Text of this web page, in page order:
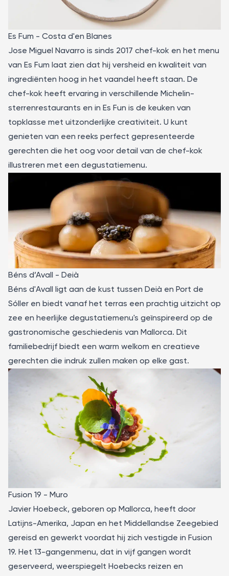
Es Fum - Costa d'en Blanes
Jose Miguel Navarro is sinds 2017 chef-kok en het menu
van Es Fum laat zien dat hij versheid en kwaliteit van
ingrediënten hoog in het vaandel heeft staan. De
chef-kok heeft ervaring in verschillende Michelin-
sterrenrestaurants en in Es Fun is de keuken van
topklasse met uitzonderlijke creativiteit. U kunt
genieten van een reeks perfect gepresenteerde
gerechten die het oog voor detail van de chef-kok
illustreren met een degustatiemenu.
Béns d’Avall - Deià
Béns d'Avall ligt aan de kust tussen Deià en Port de
Sóller en biedt vanaf het terras een prachtig uitzicht op
zee en heerlijke degustatiemenu's geïnspireerd op de
gastronomische geschiedenis van Mallorca. Dit
familiebedrijf biedt een warm welkom en creatieve
gerechten die indruk zullen maken op elke gast.
Fusion 19 - Muro
Javier Hoebeck, geboren op Mallorca, heeft door
Latijns-Amerika, Japan en het Middellandse Zeegebied
gereisd en gewerkt voordat hij zich vestigde in Fusion
19. Het 13-gangenmenu, dat in vijf gangen wordt
geserveerd, weerspiegelt Hoebecks reizen en